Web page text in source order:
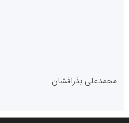
پایگاه خبری گفتمان یزد
محمدعلی بذرافشان